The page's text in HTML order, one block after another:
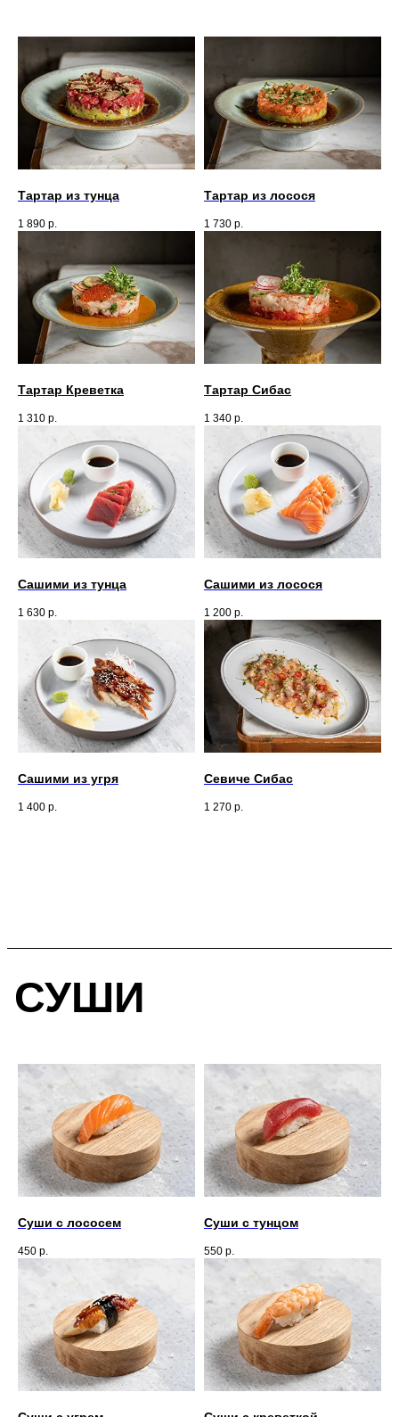
Тартар из тунца
1 890 р.
Тартар из лосося
1 730 р.
Тартар Креветка
1 310 р.
Тартар Сибас
1 340 р.
Сашими из тунца
1 630 р.
Сашими из лосося
1 200 р.
Сашими из угря
1 400 р.
Севиче Сибас
1 270 р.
СУШИ
Суши с лососем
450 р.
Суши с тунцом
550 р.